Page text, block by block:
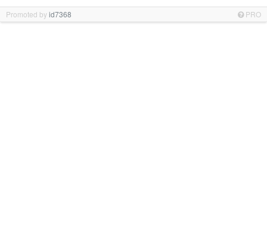
Promoted byid7368 PRO